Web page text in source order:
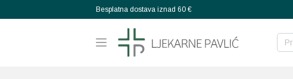
Besplatna dostava iznad 60 €